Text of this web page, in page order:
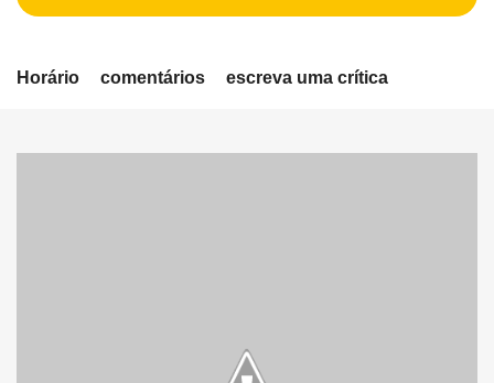
Horário comentários escreva uma crítica